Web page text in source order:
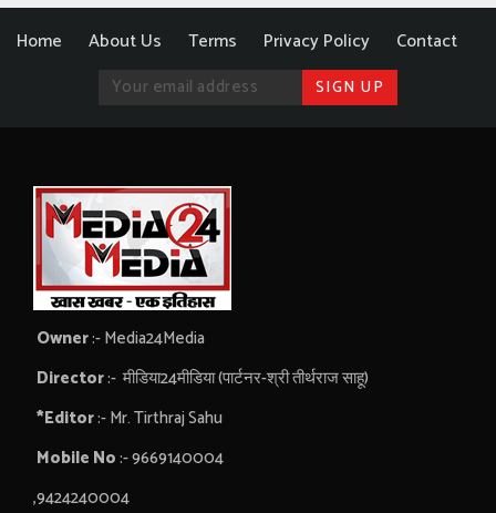
Home About Us Terms Privacy Policy Contact
Owner:- Media24Media
Director:- मीडिया24मीडिया (पार्टनर-श्री तीर्थराज साहू)
*Editor:- Mr. Tirthraj Sahu
Mobile No:- 9669140004
,9424240004